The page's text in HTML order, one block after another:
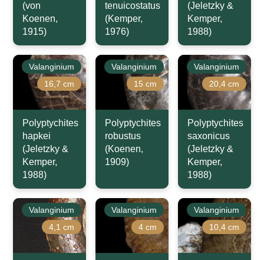
(von
Koenen,
1915)
tenuicostatus
(Kemper,
1976)
(Jeletzky &
Kemper,
1988)
Valanginium
16,7 cm
Polyptychites
hapkei
(Jeletzky &
Kemper,
1988)
Valanginium
15 cm
Polyptychites
robustus
(Koenen,
1909)
Valanginium
20,4 cm
Polyptychites
saxonicus
(Jeletzky &
Kemper,
1988)
Valanginium
4,1 cm
Valanginium
4 cm
Valanginium
10,4 cm